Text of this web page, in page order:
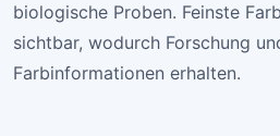
biologische Proben. Feinste
sichtbar, wodurch Forschung
Farbinformationen erhalten.